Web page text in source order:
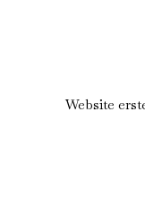
Website